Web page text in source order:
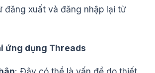
đăng xuất và đăng nhập lại từ
ứng dụng Threads